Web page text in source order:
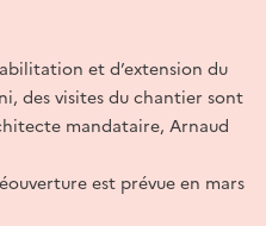
et d’extension du
des visites du chantier sont
mandataire, Arnaud
est prévue en mars